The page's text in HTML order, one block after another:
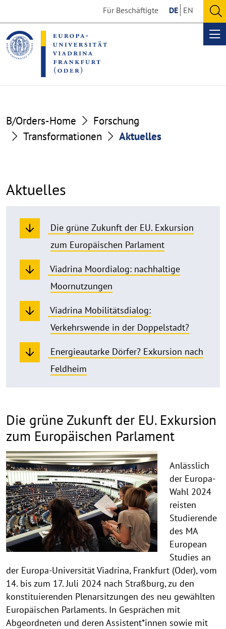
the
content
section
the
footer
section
Für Beschäftigte DE EN
B/Orders-Home
Forschung
Transformationen
Aktuelles
Aktuelles
Die grüne Zukunft der EU. Exkursion
zum Europäischen Parlament
Viadrina Moordialog: nachhaltige
Moornutzungen
Viadrina Mobilitätsdialog:
Verkehrswende in der Doppelstadt?
Energieautarke Dörfer? Exkursion nach
Feldheim
Die grüne Zukunft der EU. Exkursion
zum Europäischen Parlament
Anlässlich
der Europa-
Wahl 2024
reisten
Studierende
des MA
European
Studies an
der Europa-Universität Viadrina, Frankfurt (Oder), vom
14. bis zum 17. Juli 2024 nach Straßburg, zu den
konstituierenden Plenarsitzungen des neu gewählten
Europäischen Parlaments. In Gesprächen mit
Abgeordneten und deren Assistent*innen sowie mit